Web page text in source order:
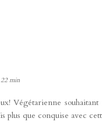
min
Végétarienne
plus que conquise avec